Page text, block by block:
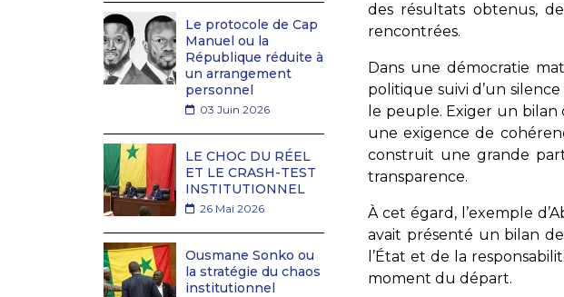
des résultats obtenus,
rencontrées.
Dans une démocratie
politique suivi d’un
le peuple. Exiger un bilan
une exigence de
construit une grande
transparence.
À cet égard, l’exemple
avait présenté un bilan
l’État et de la
moment du départ.
Le protocole de Cap
Manuel ou la
République réduite à
un arrangement
personnel
03 Juin 2026
LE CHOC DU RÉEL
ET LE CRASH-TEST
INSTITUTIONNEL
26 Mai 2026
Ousmane Sonko ou
la stratégie du chaos
institutionnel